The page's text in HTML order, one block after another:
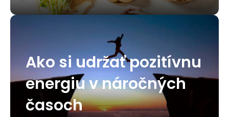
Ako si udržať pozitívnu
energiu v náročných
časoch